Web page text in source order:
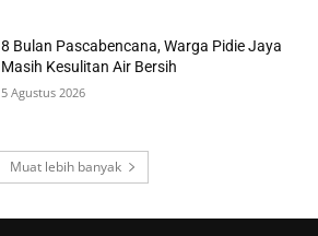
8 Bulan Pascabencana, Warga Pidie Jaya
Masih Kesulitan Air Bersih
5 Agustus 2026
Muat lebih banyak